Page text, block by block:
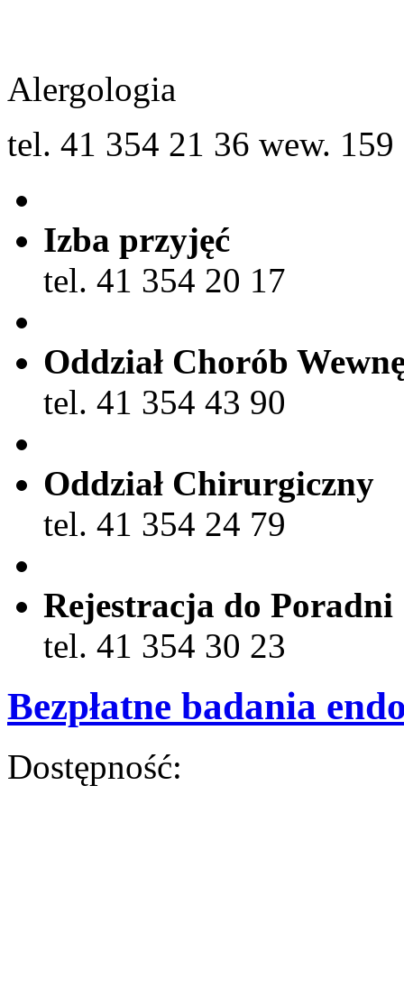
Alergologia
tel. 41 354 21 36 wew. 159
Izba przyjęć
tel. 41 354 20 17
Oddział Chorób
tel. 41 354 43 90
Oddział Chirurgiczny
tel. 41 354 24 79
Rejestracja do Poradni
tel. 41 354 30 23
Bezpłatne badania
Dostępność: